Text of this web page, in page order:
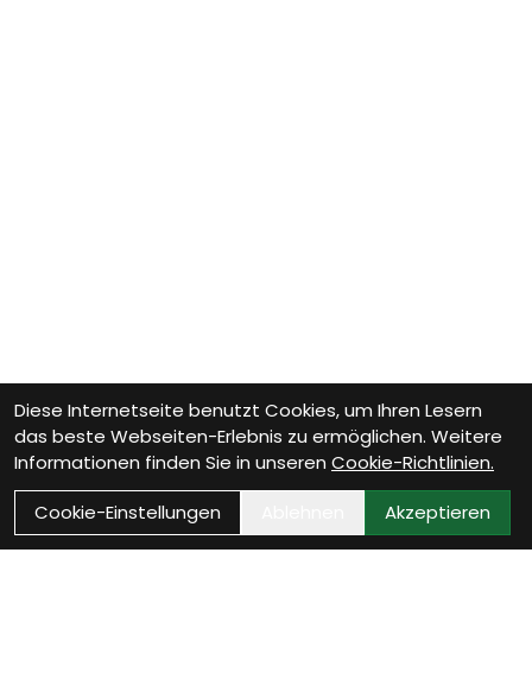
Diese Internetseite benutzt Cookies, um Ihren Lesern
das beste Webseiten-Erlebnis zu ermöglichen. Weitere
Informationen finden Sie in unseren Cookie-Richtlinien.
Cookie-Einstellungen
Akzeptieren